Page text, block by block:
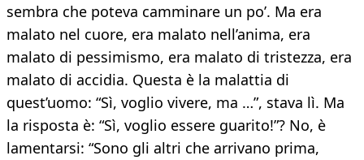
sembra che poteva camminare un po’. Ma era
malato nel cuore, era malato nell’anima, era
malato di pessimismo, era malato di tristezza, era
malato di accidia. Questa è la malattia di
quest’uomo: “Sì, voglio vivere, ma …”, stava lì. Ma
la risposta è: “Sì, voglio essere guarito!”? No, è
lamentarsi: “Sono gli altri che arrivano prima,